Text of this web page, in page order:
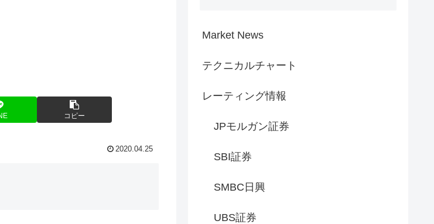
コピー
2020.04.25
Market News
テクニカルチャート
レーティング情報
JPモルガン証券
SBI証券
SMBC日興
UBS証券